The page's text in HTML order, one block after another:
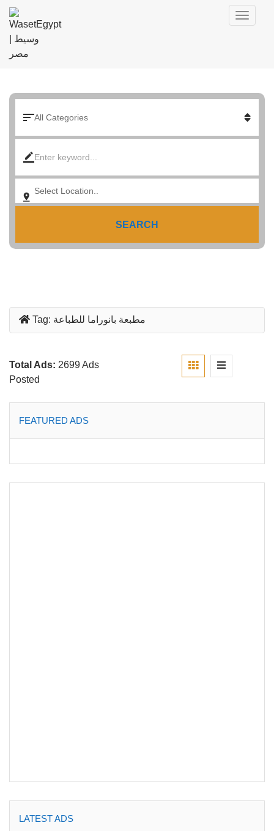
SEARCH
Tag: مطبعة بانوراما للطباعة
Total Ads: 2699 Ads
Posted
FEATURED ADS
LATEST ADS